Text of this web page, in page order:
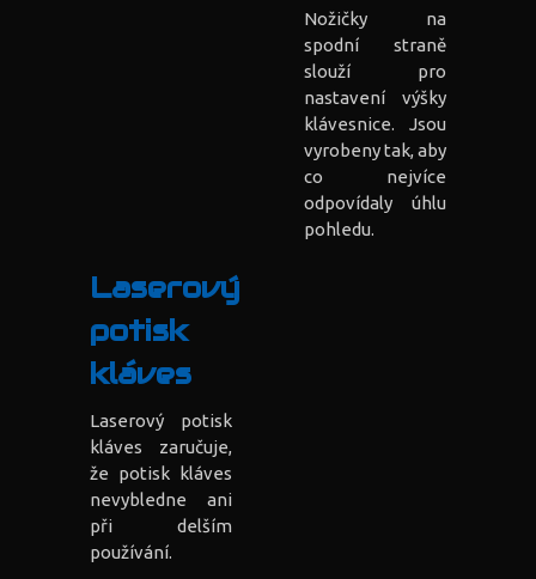
Nožičky na
spodní straně
slouží pro
nastavení výšky
klávesnice. Jsou
vyrobeny tak, aby
co nejvíce
odpovídaly úhlu
pohledu.
Laserový
potisk
kláves
Laserový potisk
kláves zaručuje,
že potisk kláves
nevybledne ani
při delším
používání.